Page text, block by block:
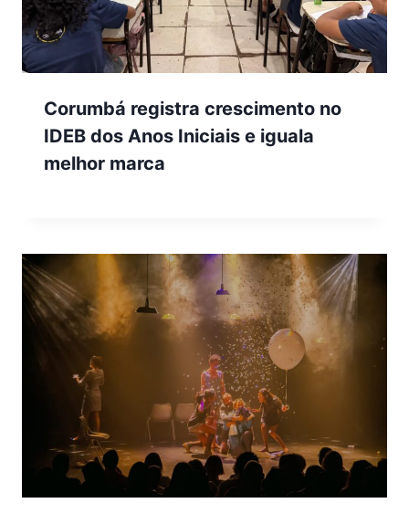
Corumbá registra crescimento no
IDEB dos Anos Iniciais e iguala
melhor marca